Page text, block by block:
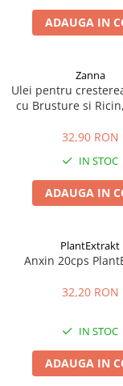
Alte produse din
ADAUGA IN
Zanna
Ulei pentru
cu Brusture si
32,90 RON
IN STOC
ADAUGA IN
PlantExtrakt
Anxin 20cps
32,20 RON
IN STOC
ADAUGA IN